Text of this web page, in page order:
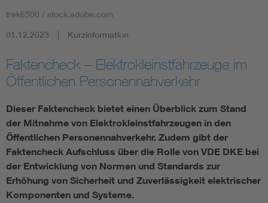
Assisted Living
Electromobility
Energy efficiency
Energy storage
trek6500 / stock.adobe.com
01.12.2023 Kurzinformation
Faktencheck – Elektrokleinstfahrzeuge im
Öffentlichen Personennahverkehr
Dieser Faktencheck bietet einen Überblick zum Stand
der Mitnahme von Elektrokleinstfahrzeugen in den
Öffentlichen Personennahverkehr. Zudem gibt der
Faktencheck Aufschluss über die Rolle von VDE DKE bei
der Entwicklung von Normen und Standards zur
Erhöhung von Sicherheit und Zuverlässigkeit elektrischer
Komponenten und Systeme.